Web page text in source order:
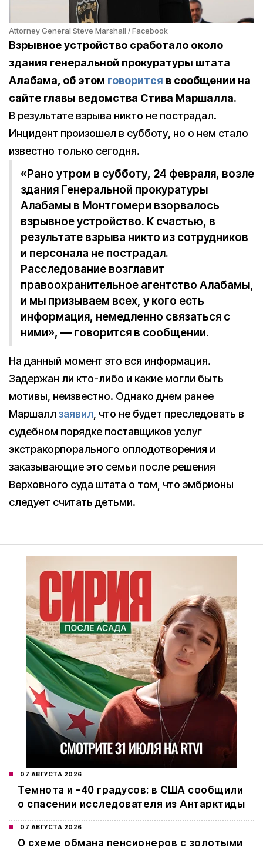
Attorney General Steve Marshall / Facebook
Взрывное устройство сработало около
здания генеральной прокуратуры штата
Алабама, об этом говорится в сообщении на
сайте главы ведомства Стива Маршалла.
В результате взрыва никто не пострадал.
Инцидент произошел в субботу, но о нем стало
известно только сегодня.
«Рано утром в субботу, 24 февраля, возле
здания Генеральной прокуратуры
Алабамы в Монтгомери взорвалось
взрывное устройство. К счастью, в
результате взрыва никто из сотрудников
и персонала не пострадал.
Расследование возглавит
правоохранительное агентство Алабамы,
и мы призываем всех, у кого есть
информация, немедленно связаться с
ними», — говорится в сообщении.
На данный момент это вся информация.
Задержан ли кто-либо и какие могли быть
мотивы, неизвестно. Однако днем ранее
Маршалл заявил, что не будет преследовать в
судебном порядке поставщиков услуг
экстракорпорального оплодотворения и
заказывающие это семьи после решения
Верховного суда штата о том, что эмбрионы
следует считать детьми.
07 АВГУСТА 2026
Темнота и -40 градусов: в США сообщили
о спасении исследователя из Антарктиды
07 АВГУСТА 2026
О схеме обмана пенсионеров с золотыми